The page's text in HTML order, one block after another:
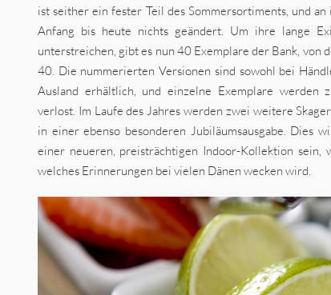
ist seither ein fester Teil des Sommersortiments, und
Anfang bis heute nichts geändert. Um ihre lange
unterstreichen, gibt es nun 40 Exemplare der Bank, von
40. Die nummerierten Versionen sind sowohl bei
Ausland erhältlich, und einzelne Exemplare werden
verlost. Im Laufe des Jahres werden zwei weitere
in einer ebenso besonderen Jubiläumsausgabe. Dies
einer neueren, preisträchtigen Indoor-Kollektion sein,
welches Erinnerungen bei vielen Dänen wecken wird.